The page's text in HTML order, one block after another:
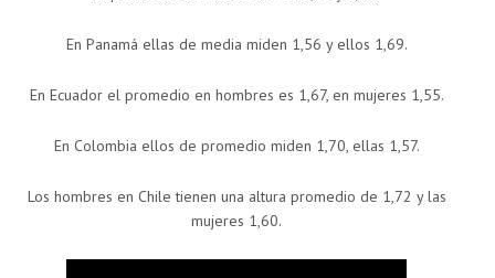
En Panamá ellas de media miden 1,56 y ellos 1,69.
En Ecuador el promedio en hombres es 1,67, en mujeres 1,55.
En Colombia ellos de promedio miden 1,70, ellas 1,57.
Los hombres en Chile tienen una altura promedio de 1,72 y las
mujeres 1,60.